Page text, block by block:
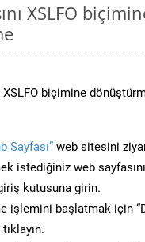
XSLFO
XSLFO biçimine
Sayfası” web sitesini
istediğiniz web
kutusuna girin.
işlemini başlatmak için